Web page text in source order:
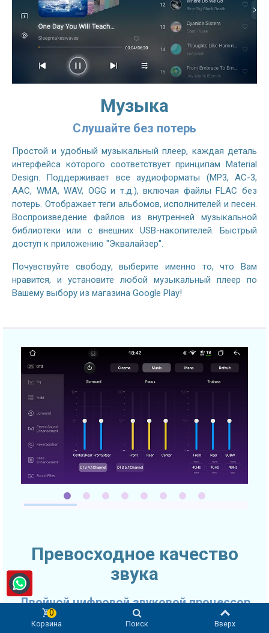
Музыка
Слушайте без потерь
Простой и удобный музыкальный плеер, каждая деталь
интерфейса которого соответствует принципам Material
Design. Поддерживает все аудиоформаты (MP3, AC-3,
AAC, WMA, WAV, OGG и т.д.), включая файлы FLAC без
потерь. Отображает теги альбомов, исполнителей и песен.
Воспроизведение файлов из внутренней музыкальной
библиотеки или с внешних USB-накопителей. Быстрый
доступ к приложению "Эквалайзер".
Почувствуйте свободу, выберите именно то, что Вам
нравится, и установите любой музыкальный плеер по
Вашему выбору из магазина Google Play!
Превосходное качество
звука
Двойной цифровой звуковой процессор
Качество звука очень часто выходит на первое место при
Корзина
0
Поиск Вверх